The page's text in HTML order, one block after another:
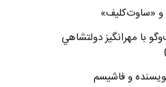
و «ساوت‌کلیف»
با مهرانگيز دولتشاهي
و فاشیسم